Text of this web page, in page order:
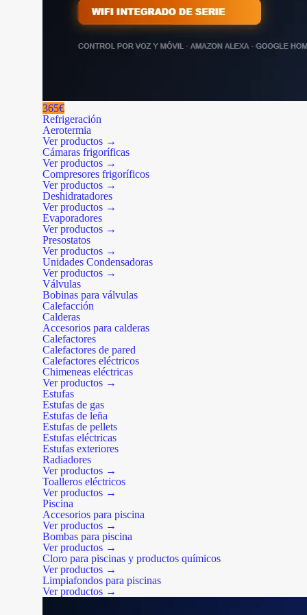
365€
Refrigeración
Aerotermia
Ver productos →
Cámaras frigoríficas
Ver productos →
Compresores frigoríficos
Ver productos →
Deshidratadores
Ver productos →
Evaporadores
Ver productos →
Presostatos
Ver productos →
Unidades Condensadoras
Ver productos →
Válvulas
Bobinas para válvulas
Calefacción
Calderas
Accesorios para calderas
Calefactores
Calefactores de pared
Calefactores eléctricos
Chimeneas eléctricas
Ver productos →
Estufas
Estufas de gas
Estufas de leña
Estufas de pellets
Estufas eléctricas
Estufas exteriores
Radiadores
Ver productos →
Toalleros eléctricos
Ver productos →
Piscina
Accesorios para piscina
Ver productos →
Bombas para piscina
Ver productos →
Cloro para piscinas y productos químicos
Ver productos →
Limpiafondos para piscinas
Ver productos →